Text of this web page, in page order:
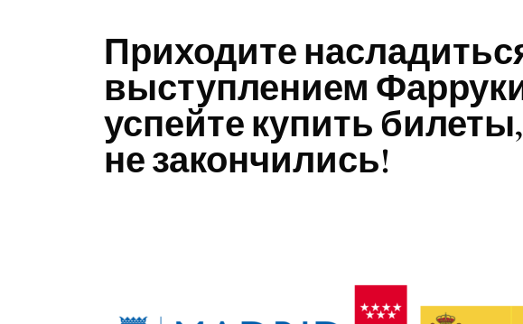
Приходите
выступлением
успейте купить
не закончились!